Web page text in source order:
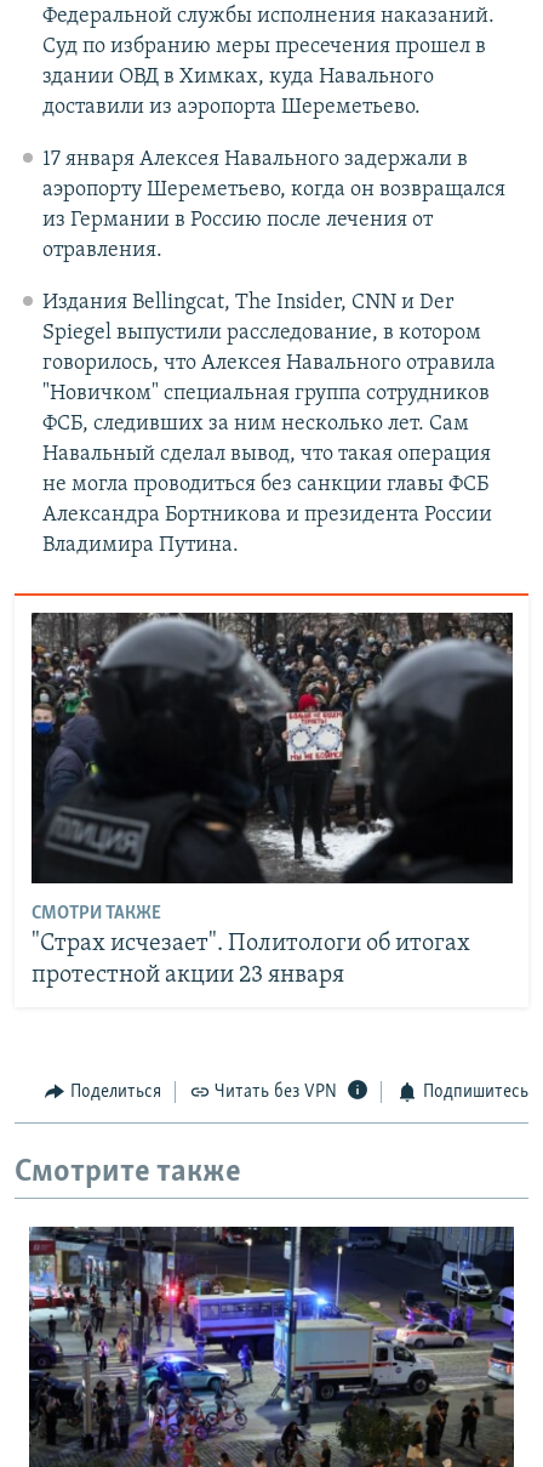
Федеральной службы исполнения наказаний.
Суд по избранию меры пресечения прошел в
здании ОВД в Химках, куда Навального
доставили из аэропорта Шереметьево.
17 января Алексея Навального задержали в
аэропорту Шереметьево, когда он возвращался
из Германии в Россию после лечения от
отравления.
Издания Bellingcat, The Insider, CNN и Der
Spiegel выпустили расследование, в котором
говорилось, что Алексея Навального отравила
"Новичком" специальная группа сотрудников
ФСБ, следивших за ним несколько лет. Сам
Навальный сделал вывод, что такая операция
не могла проводиться без санкции главы ФСБ
Александра Бортникова и президента России
Владимира Путина.
СМОТРИ ТАКЖЕ
"Страх исчезает". Политологи об итогах
протестной акции 23 января
Поделиться Читать без VPN Подпишитесь
Смотрите также